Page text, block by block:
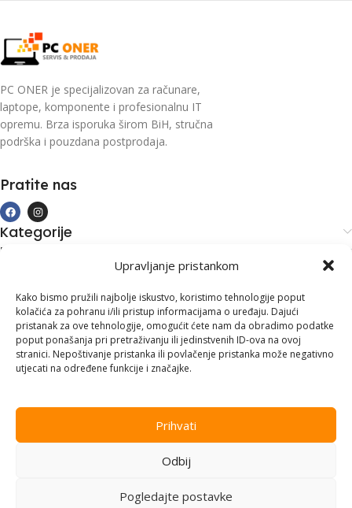
Upravljanje pristankom
Kako bismo pružili najbolje iskustvo, koristimo tehnologije poput
kolačića za pohranu i/ili pristup informacijama o uređaju. Dajući
pristanak za ove tehnologije, omogućit ćete nam da obradimo podatke
poput ponašanja pri pretraživanju ili jedinstvenih ID-ova na ovoj
stranici. Nepoštivanje pristanka ili povlačenje pristanka može negativno
utjecati na određene funkcije i značajke.
Prihvati
Odbij
Pogledajte postavke
PC ONER je specijalizovan za računare,
laptope, komponente i profesionalnu IT
opremu. Brza isporuka širom BiH, stručna
podrška i pouzdana postprodaja.
Pratite nas
Kategorije
Kupovina i podrška
Kontakt informacije
Branilaca Bosne, 75 300 Lukavac
+387 35 555 999
info@pconer.ba
Vision.